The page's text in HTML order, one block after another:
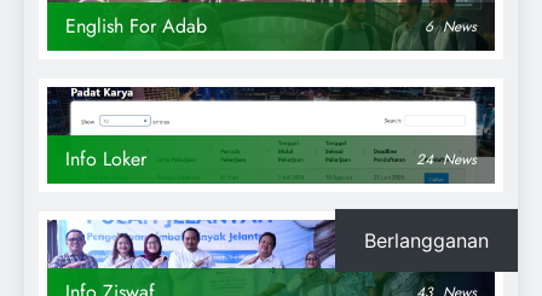
English For Adab 6 News
Info Loker 24 News
Berlangganan